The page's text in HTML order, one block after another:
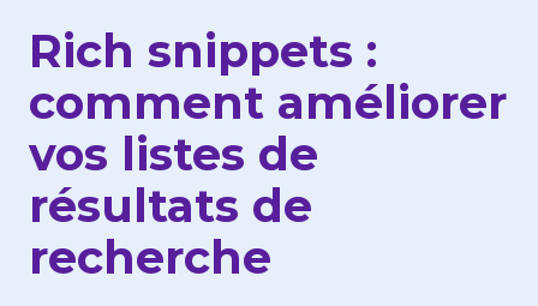
Rich snippets :
comment améliorer
vos listes de
résultats de
recherche